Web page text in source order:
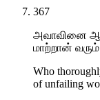
367
அவாவினை
மாற்றான்
Who
of unfailing